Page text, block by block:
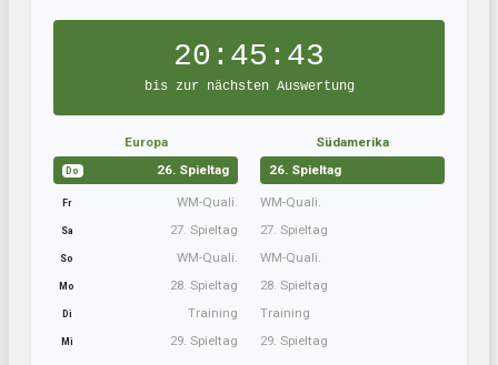
20:45:42
bis zur nächsten Auswertung
Europa
Do 26. Spieltag
Fr WM-Quali.
Sa 27. Spieltag
So WM-Quali.
Mo 28. Spieltag
Di Training
Mi 29. Spieltag
Südamerika
26. Spieltag
WM-Quali.
27. Spieltag
WM-Quali.
28. Spieltag
Training
29. Spieltag